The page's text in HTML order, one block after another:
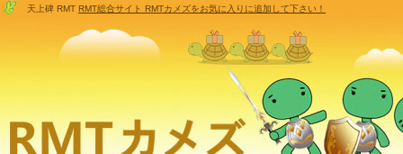
天上碑 RMT RMT総合サイト RMTカメズをお気に入りに追加して下さい！